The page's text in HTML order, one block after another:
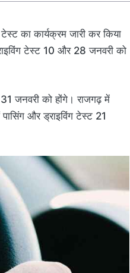
का कार्यक्रम जारी कर किया
टेस्ट 10 और 28 जनवरी को
जनवरी को होंगे। राजगढ़ में
और ड्राइविंग टेस्ट 21